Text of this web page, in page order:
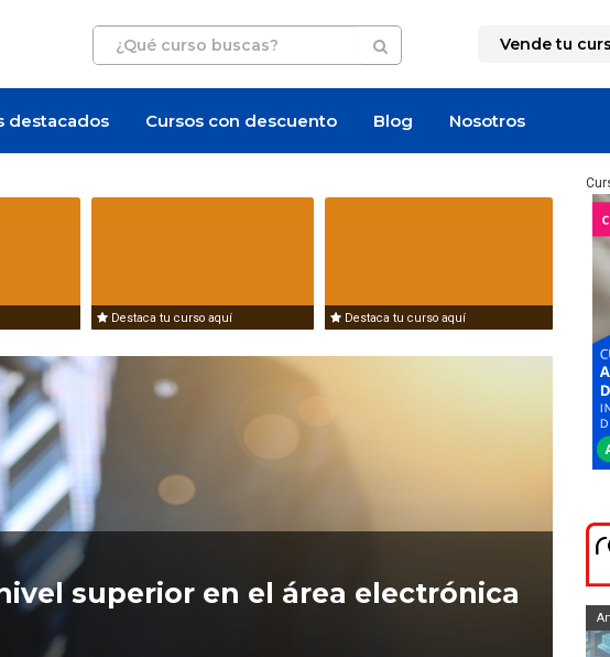
Vende tu
destacados Cursos con descuento Blog Nosotros
Destaca tu curso aquí Destaca tu curso aquí
superior en el área electrónica